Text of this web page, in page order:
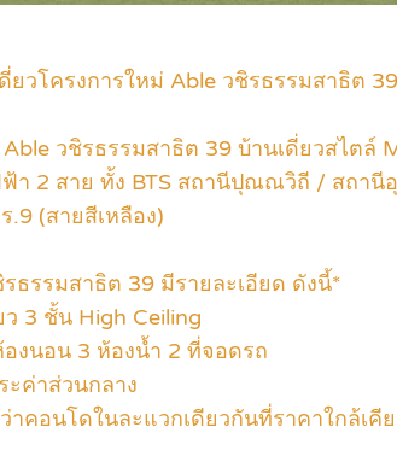
ยวโครงการใหม่ Able วชิรธรรมสาธิต
วชิรธรรมสาธิต 39 บ้านเดี่ยวสไตล์
า 2 สาย ทั้ง BTS สถานีปุณณวิถี / สถานี
.9 (สายสีเหลือง)
ธรรมสาธิต 39 มีรายละเอียด ดังนี้*
ว 3 ชั้น High Ceiling
งนอน 3 ห้องน้ำ 2 ที่จอดรถ
ะค่าส่วนกลาง
าคอนโดในละแวกเดียวกันที่ราคาใกล้เคี